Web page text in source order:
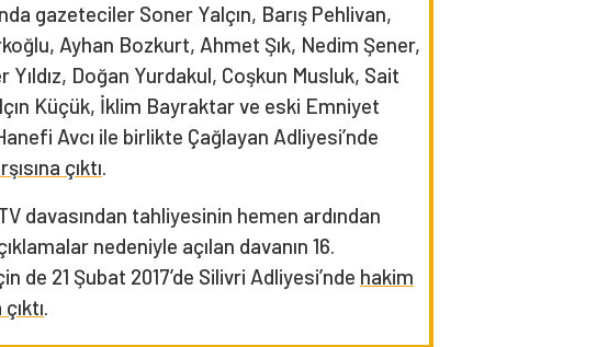
gazeteciler Soner Yalçın, Barış Pehlivan,
Ayhan Bozkurt, Ahmet Şık, Nedim Şener,
Yıldız, Doğan Yurdakul, Coşkun Musluk, Sait
Küçük, İklim Bayraktar ve eski Emniyet
Avcı ile birlikte Çağlayan Adliyesi’nde
çıktı.
davasından tahliyesinin hemen ardından
nedeniyle açılan davanın 16.
de 21 Şubat 2017’de Silivri Adliyesi’nde hakim
.